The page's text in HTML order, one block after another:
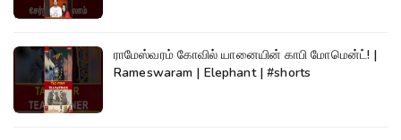
ராமேஸ்வரம் கோவில் யானையின் காபி மோமென்ட்! |
Rameswaram | Elephant | #shorts